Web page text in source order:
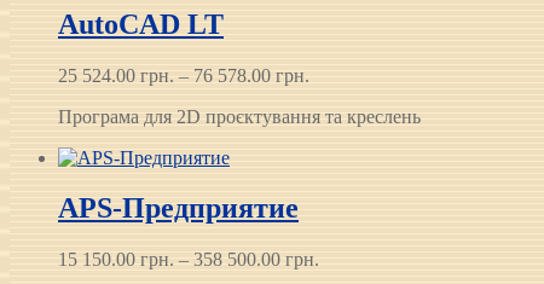
AutoCAD LT
25 524.00 грн. – 76 578.00 грн.
25 524.00 грн.
Програма для 2D проєктування та креслень
APS-Предприятие
15 150.00 грн. – 358 500.00 грн.